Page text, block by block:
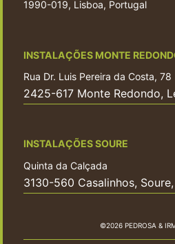
1990-019, Lisboa, Portugal
INSTALAÇÕES MONTE
Rua Dr. Luis Pereira da Costa, 78
2425-617 Monte Redondo,
INSTALAÇÕES SOURE
Quinta da Calçada
3130-560 Casalinhos,
©2026 PEDROSA &